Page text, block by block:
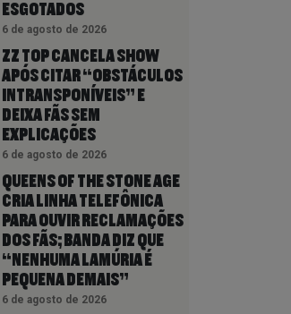
ESGOTADOS
6 de agosto de 2026
ZZ TOP CANCELA SHOW
APÓS CITAR “OBSTÁCULOS
INTRANSPONÍVEIS” E
DEIXA FÃS SEM
EXPLICAÇÕES
6 de agosto de 2026
QUEENS OF THE STONE AGE
CRIA LINHA TELEFÔNICA
PARA OUVIR RECLAMAÇÕES
DOS FÃS; BANDA DIZ QUE
“NENHUMA LAMÚRIA É
PEQUENA DEMAIS”
6 de agosto de 2026